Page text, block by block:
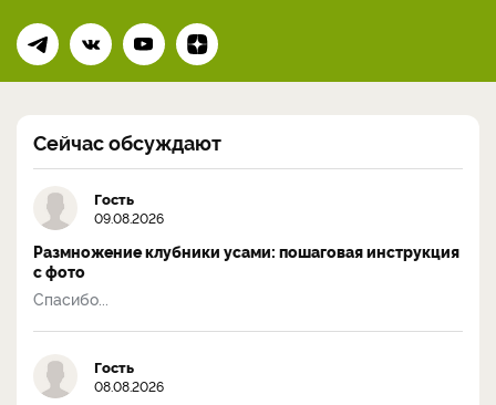
Сейчас обсуждают
Гость
09.08.2026
Размножение клубники усами: пошаговая инструкция
с фото
Спасибо...
Гость
08.08.2026